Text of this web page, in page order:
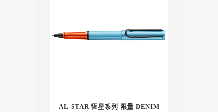
AL-STAR 恆星系列 限量 DENIM